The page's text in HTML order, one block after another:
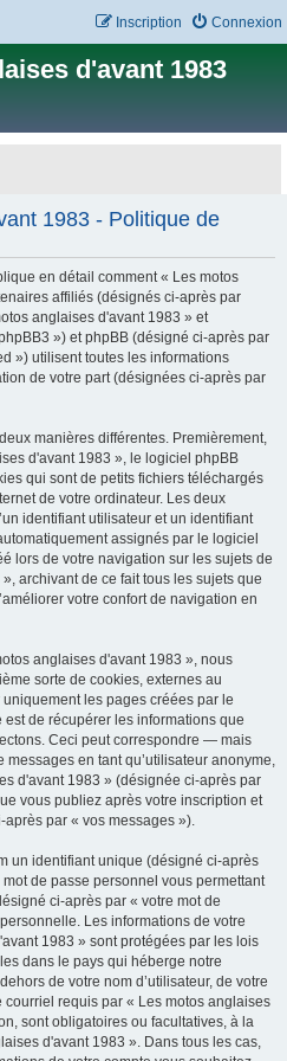
Connexion
Inscription
d'avant 1983
1983 - Politique de
en détail comment « Les motos
affiliés (désignés ci-après par
anglaises d'avant 1983 » et
») et phpBB (désigné ci-après par
») utilisent toutes les informations
de votre part (désignées ci-après par
manières différentes. Premièrement,
d'avant 1983 », le logiciel phpBB
qui sont de petits fichiers téléchargés
de votre ordinateur. Les deux
identifiant utilisateur et un identifiant
assignés par le logiciel
lors de votre navigation sur les sujets de
archivant de ce fait tous les sujets que
votre confort de navigation en
anglaises d'avant 1983 », nous
sorte de cookies, externes au
les pages créées par le
de récupérer les informations que
Ceci peut correspondre — mais
en tant qu’utilisateur anonyme,
d'avant 1983 » (désignée ci-après par
vous publiez après votre inscription et
par « vos messages »).
un identifiant unique (désigné ci-après
de passe personnel vous permettant
ci-après par « votre mot de
Les informations de votre
1983 » sont protégées par les lois
dans le pays qui héberge notre
de votre nom d’utilisateur, de votre
requis par « Les motos anglaises
sont obligatoires ou facultatives, à la
d'avant 1983 ». Dans tous les cas,